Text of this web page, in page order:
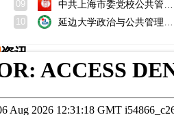
09
10
资讯
旅游管理专业硕士在职研究生招生学校
邛崃一中省重还是国重？本科率？